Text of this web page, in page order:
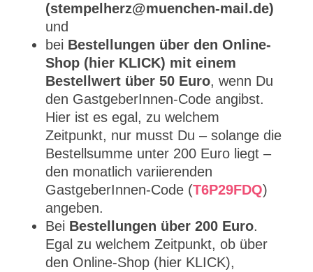
(stempelherz@muenchen-mail.de)
und
bei Bestellungen über den Online-
Shop (hier KLICK) mit einem
Bestellwert über 50 Euro, wenn Du
den GastgeberInnen-Code angibst.
Hier ist es egal, zu welchem
Zeitpunkt, nur musst Du – solange die
Bestellsumme unter 200 Euro liegt –
den monatlich variierenden
GastgeberInnen-Code (T6P29FDQ)
angeben.
Bei Bestellungen über 200 Euro.
Egal zu welchem Zeitpunkt, ob über
den Online-Shop (hier KLICK),